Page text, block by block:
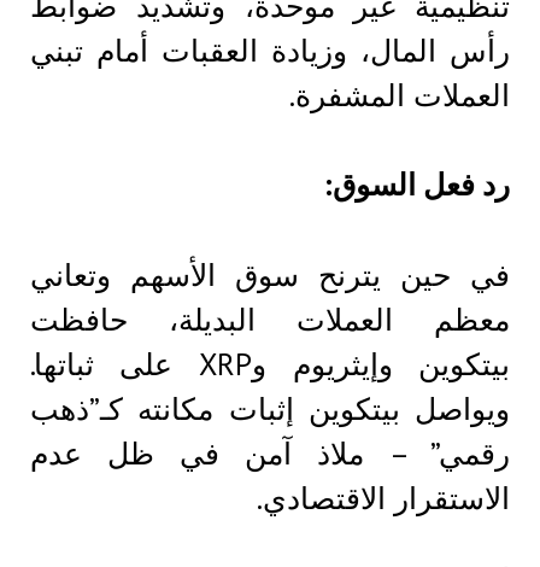
رأس المال، وزيادة العقبات أمام تبني
العملات المشفرة.
رد فعل السوق:
في حين يترنح سوق الأسهم وتعاني
معظم العملات البديلة، حافظت
بيتكوين وإيثريوم وXRP على ثباتها.
ويواصل بيتكوين إثبات مكانته كـ”ذهب
رقمي” – ملاذ آمن في ظل عدم
الاستقرار الاقتصادي.